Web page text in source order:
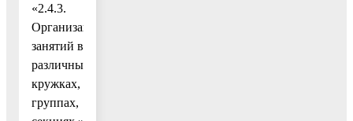
«2.4.3.
Организация
занятий в
различных
кружках,
группах,